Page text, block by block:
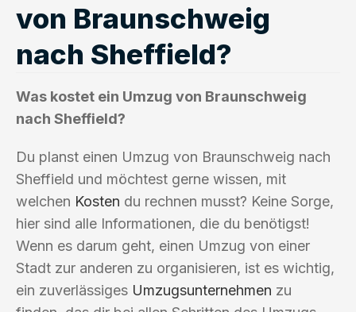
von Braunschweig
nach Sheffield?
Was kostet ein Umzug von Braunschweig
nach Sheffield?
Du planst einen Umzug von Braunschweig nach
Sheffield und möchtest gerne wissen, mit
welchen Kosten du rechnen musst? Keine Sorge,
hier sind alle Informationen, die du benötigst!
Wenn es darum geht, einen Umzug von einer
Stadt zur anderen zu organisieren, ist es wichtig,
ein zuverlässiges Umzugsunternehmen zu